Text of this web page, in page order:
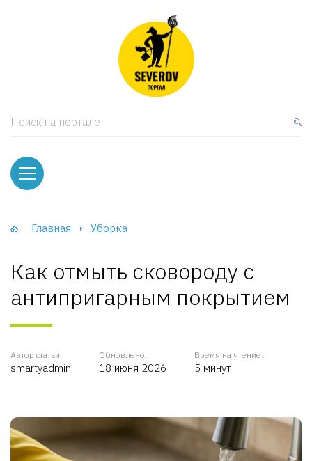
Поиск на портале
Главная Уборка
Как отмыть сковороду с
антипригарным покрытием
Автор статьи:
smartyadmin
Обновлено:
18 июня 2026
Время на чтение:
5 минут
и тумбы